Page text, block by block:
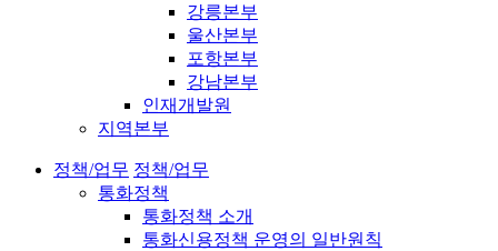
강릉본부
울산본부
포항본부
강남본부
인재개발원
지역본부
정책/업무 정책/업무
통화정책
통화정책 소개
통화신용정책 운영의 일반원칙